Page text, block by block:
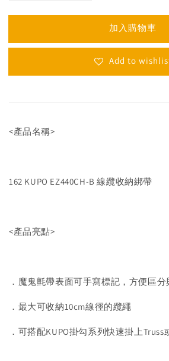
加入購物車
Add to
<產品名稱>
162 KUPO EZ440CH-B 線纜收納綁帶
<產品亮點>
．魔鬼氈帶表面可手寫標記，方便區分
．最大可收納10cm線徑的纜繩
．可搭配KUPO掛勾系列快速掛上